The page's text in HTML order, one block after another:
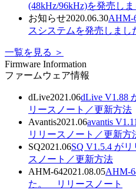
(48kHz/96kHz)を発売しま
お知らせ2020.06.30AHM-
スシステムを発売しまし
一覧を見る ＞
Firmware Information
ファームウェア情報
dLive2021.06dLive V1.88
リースノート／更新方法
Avantis2021.06avantis
リリースノート／更新方
SQ2021.06SQ V1.5.4 がリ
スノート／更新方法
AHM-642021.08.05AHM-
た。
リリースノート